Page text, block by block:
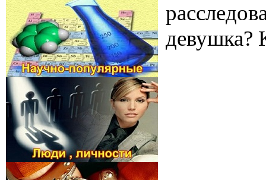
девушка?